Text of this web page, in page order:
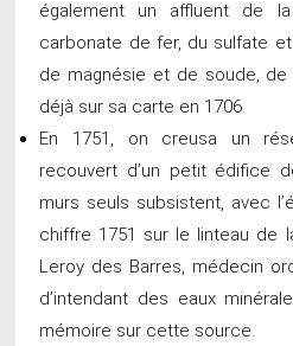
également un affluent de
carbonate de fer, du sulfate
de magnésie et de soude, de
déjà sur sa carte en 1706.
En 1751, on creusa un
recouvert d’un petit édifice
murs seuls subsistent, avec
chiffre 1751 sur le linteau de
Leroy des Barres, médecin
d’intendant des eaux
mémoire sur cette source.